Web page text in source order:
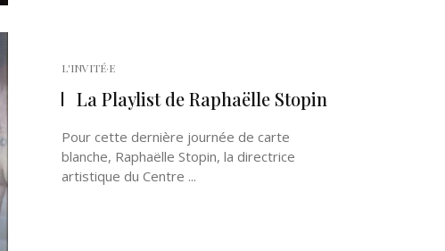
L'INVITÉ·E
La Playlist de Raphaëlle Stopin
Pour cette dernière journée de carte
blanche, Raphaëlle Stopin, la directrice
artistique du Centre ...